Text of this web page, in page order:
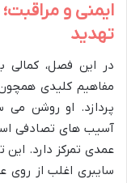
ایمنی و
تهدید
در این فصل،
مفاهیم کلیدی
پردازد. او روشن می
آسیب های تصادفی
عمدی تمرکز دارد. این
سایبری اغلب از